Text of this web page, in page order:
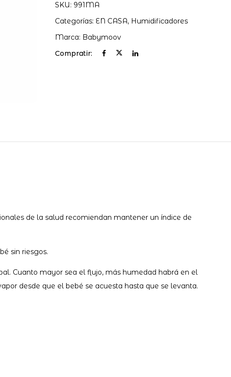
SKU: 991MA
Categorías: EN CASA, Humidificadores
Marca: Babymoov
Compratir:
de la salud recomiendan mantener un índice de
sin riesgos.
Cuanto mayor sea el flujo, más humedad habrá en el
desde que el bebé se acuesta hasta que se levanta.